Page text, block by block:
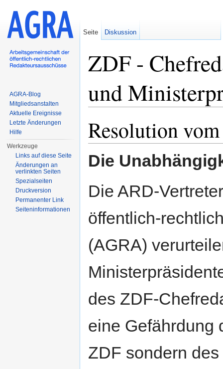
ZDF -
und
Resolution
Die
Die ARD-
öffentlich-
(AGRA)
des ZDF-
eine Gefährdung
ZDF sondern
Seite Diskussion
AGRA-Blog
Mitgliedsanstalten
Aktuelle Ereignisse
Letzte Änderungen
Hilfe
Werkzeuge
Links auf diese Seite
Änderungen an
verlinkten Seiten
Spezialseiten
Druckversion
Permanenter Link
Seiten­informationen